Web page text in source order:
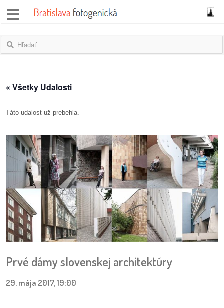
správy
názory
blogy
fotky
protesty
granty
pozvánky
kalendár
« Všetky Udalosti
Táto udalost už prebehla.
Prvé dámy slovenskej architektúry
29. mája 2017, 19:00